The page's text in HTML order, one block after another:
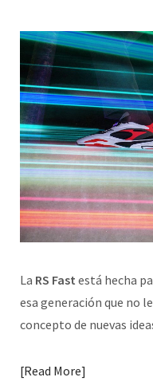
La RS Fast está hecha
esa generación que no
concepto de nuevas
Read More